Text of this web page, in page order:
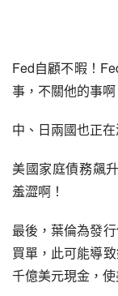
Fed自顧不暇！
事，不關他的事啊
中、日兩國也正在
美國家庭債務飆
羞澀啊！
最後，葉倫為發
買單，此可能導
千億美元現金，